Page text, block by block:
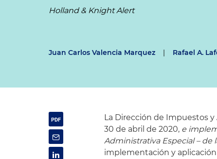
Holland & Knight Alert
Juan Carlos Valencia Marquez | Rafael A.
La Dirección de Impuestos y
30 de abril de 2020, e
Administrativa Especial – de
implementación y